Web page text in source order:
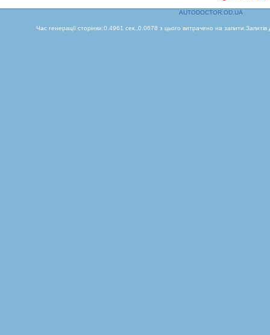
AUTODOCTOR.OD.UA
Час генерації сторінки:0.4961 сек.,0.0678 з цього витрачено на